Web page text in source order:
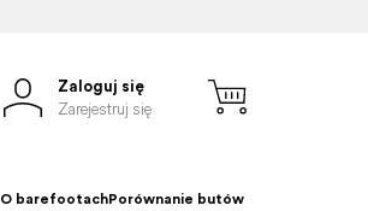
Zaloguj się
Zarejestruj się
O barefootachPorównanie butów